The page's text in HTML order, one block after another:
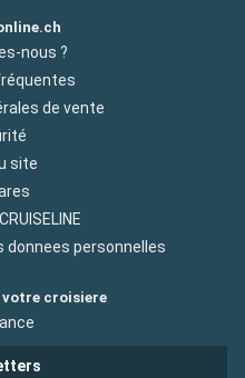
nous ?
de vente
site
donnees personnelles
croisiere